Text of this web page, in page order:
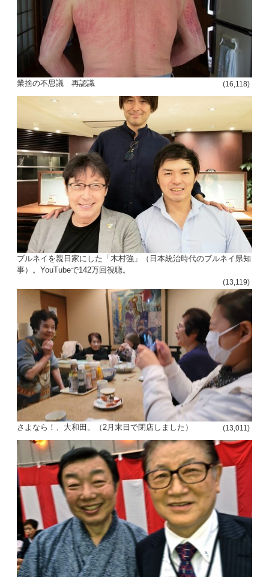
業捨の不思議 再認識 (16,118)
ブルネイを親日家にした「木村強」（日本統治時代のブルネイ県知
事）。YouTubeで142万回視聴。
(13,119)
さよなら！、大和田。（2月末日で閉店しました） (13,011)